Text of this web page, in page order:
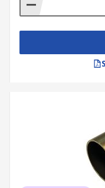
accessori includono:
Collari per tubi
raccordi per
sono durevoli
resistenza ai